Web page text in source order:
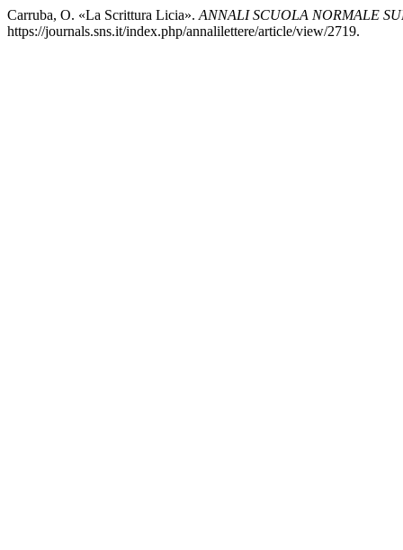
Carruba, O. «La Scrittura Licia». ANNALI SCUOLA NORMALE
https://journals.sns.it/index.php/annalilettere/article/view/2719.